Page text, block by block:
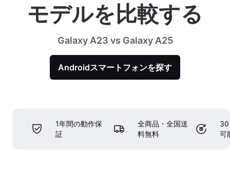
モデルを比較する
Galaxy A23 vs Galaxy A25
Androidスマートフォンを探す
1年間の動作保
証
全商品・全国送
料無料
30
可